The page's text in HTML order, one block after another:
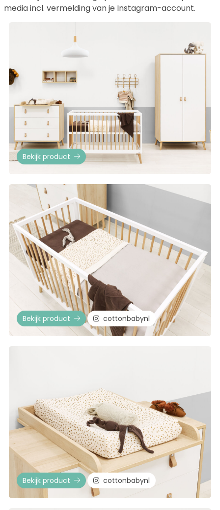
media incl. vermelding van je Instagram-account.
Bekijk product
Bekijk product cottonbabynl
Bekijk product cottonbabynl